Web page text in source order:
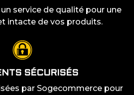
service de qualité pour une
intacte de vos produits.
SÉCURISÉS
par Sogecommerce pour